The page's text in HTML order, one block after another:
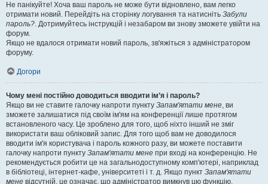
Не панікуйте! Хоча ваш пароль не може бути відновлено, вам легко
отримати новий. Перейдіть на сторінку логування та натисніть Забули
пароль?. Дотримуйтесь інструкцій і незабаром ви знову зможете увійти на
форум.
Якщо не вдалося отримати новий пароль, зв'яжіться з адміністратором
форуму.
Догори
Чому мені постійно доводиться вводити ім’я і пароль?
Якщо ви не ставите галочку напроти пункту Запам'ятати мене, ви
зможете залишатися під своїм ім'ям на конференції лише протягом
встановленого часу. Це зроблено для того, щоб ніхто інший не зміг
використати ваш обліковий запис. Для того щоб вам не доводилося
вводити ім'я користувача і пароль кожного разу, ви можете поставити
галочку напроти пункту Запам'ятати мене при вході на конференцію. Не
рекомендується робити це на загальнодоступному комп'ютері, наприклад
в бібліотеці, інтернет-кафе, університеті і т. д. Якщо пункт Запам'ятати
мене відсутній, це означає, що адміністратор вимкнув цю функцію.